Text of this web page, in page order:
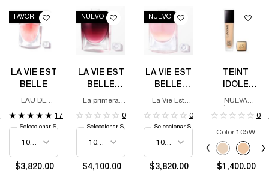
FAVORITO
LA VIE EST
BELLE
EAU DE
17
Seleccionar Size
$3,820.00
NUEVO
LA VIE EST
BELLE
VERY
La primera
cereza
amaderada
0
Seleccionar Size
$4,100.00
NUEVO
LA VIE EST
BELLE
VANILLE
DE PARFUM
La Vie Est
Nude
0
Seleccionar Size
$3,820.00
TEINT
IDOLE
ULTRA
FOUNDATION
NUEVA
IMPULSADA
TECNOLOGÍA
AVANZADA
AIRWEAR TM,
NUESTRA
COBERTURA
0
Color:105W
Selecciona el color
Selected
The product
Selected
097N color
105W
$1,400.00